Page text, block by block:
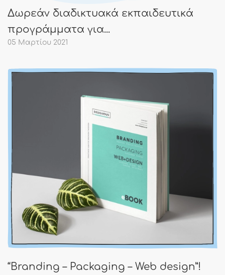
Δωρεάν διαδικτυακά εκπαιδευτικά
προγράμματα για...
05 Μαρτίου 2021
“Branding – Packaging – Web design”!